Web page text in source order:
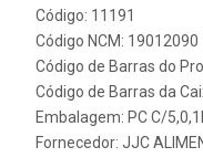
Código: 11191
Código NCM: 19012090
Código de Barras do
Código de Barras da
Embalagem: PC C/
Fornecedor: JJC